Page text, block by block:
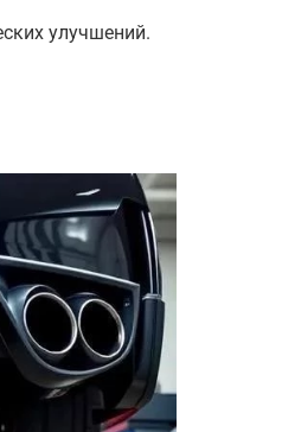
улучшений.